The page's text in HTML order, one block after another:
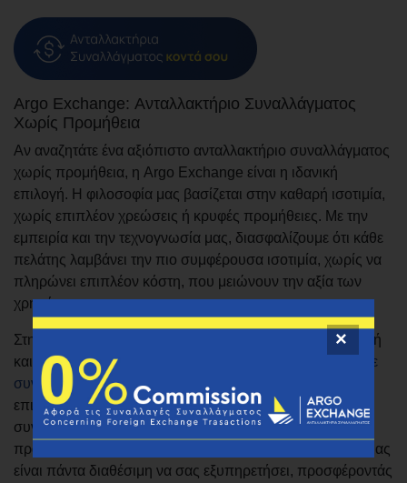
Argo Exchange: Ανταλλακτήριο Συναλλάγματος
Χωρίς Προμήθεια
Αν αναζητάτε ένα αξιόπιστο ανταλλακτήριο συναλλάγματος
χωρίς προμήθεια, η Argo Exchange είναι η ιδανική
επιλογή. Η φιλοσοφία μας βασίζεται στην καθαρή ισοτιμία,
χωρίς επιπλέον χρεώσεις ή κρυφές προμήθειες. Με την
εμπειρία και την τεχνογνωσία μας, διασφαλίζουμε ότι κάθε
πελάτης λαμβάνει την πιο συμφέρουσα ισοτιμία, χωρίς να
πληρώνει επιπλέον κόστη, που μειώνουν την αξία των
χρημάτων του.
Στην Argo Exchange, η διαδικασία ανταλλαγής είναι απλή
και γρήγορη. Μέσα σε λίγα λεπτά, μπορείτε να
αγοράσετε
συνάλλαγμα, λαμβάνοντας ακριβώς το ποσό που
επιθυμείτε στο νέο σας νόμισμα. Είτε χρειάζεστε
συνάλλαγμα για ένα ταξίδι στο εξωτερικό, είτε
πραγματοποιείτε επαγγελματικές συναλλαγές, η ομάδα μας
είναι πάντα διαθέσιμη να σας εξυπηρετήσει, προσφέροντάς